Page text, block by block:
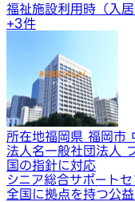
福祉施設利用時（入
+3件
所在地福岡県 福岡市
法人名一般社団法人
国の指針に対応
シニア総合サポート
全国に拠点を持つ公